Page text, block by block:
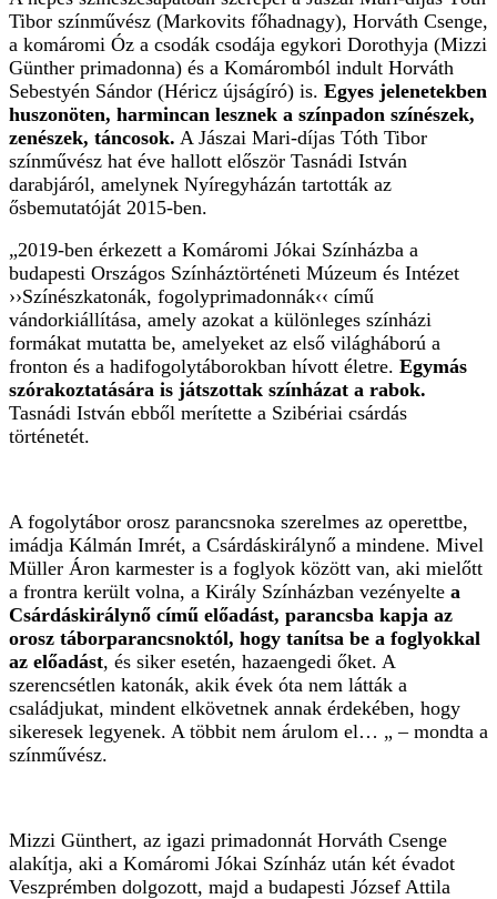
Tibor színművész (Markovits főhadnagy), Horváth Csenge,
a komáromi Óz a csodák csodája egykori Dorothyja (Mizzi
Günther primadonna) és a Komáromból indult Horváth
Sebestyén Sándor (Héricz újságíró) is. Egyes jelenetekben
huszonöten, harmincan lesznek a színpadon színészek,
zenészek, táncosok. A Jászai Mari-díjas Tóth Tibor
színművész hat éve hallott először Tasnádi István
darabjáról, amelynek Nyíregyházán tartották az
ősbemutatóját 2015-ben.
„2019-ben érkezett a Komáromi Jókai Színházba a
budapesti Országos Színháztörténeti Múzeum és Intézet
››Színészkatonák, fogolyprimadonnák‹‹ című
vándorkiállítása, amely azokat a különleges színházi
formákat mutatta be, amelyeket az első világháború a
fronton és a hadifogolytáborokban hívott életre. Egymás
szórakoztatására is játszottak színházat a rabok.
Tasnádi István ebből merítette a Szibériai csárdás
történetét.
A fogolytábor orosz parancsnoka szerelmes az operettbe,
imádja Kálmán Imrét, a Csárdáskirálynő a mindene. Mivel
Müller Áron karmester is a foglyok között van, aki mielőtt
a frontra került volna, a Király Színházban vezényelte a
Csárdáskirálynő című előadást, parancsba kapja az
orosz táborparancsnoktól, hogy tanítsa be a foglyokkal
az előadást, és siker esetén, hazaengedi őket. A
szerencsétlen katonák, akik évek óta nem látták a
családjukat, mindent elkövetnek annak érdekében, hogy
sikeresek legyenek. A többit nem árulom el… „ – mondta a
színművész.
Mizzi Günthert, az igazi primadonnát Horváth Csenge
alakítja, aki a Komáromi Jókai Színház után két évadot
Veszprémben dolgozott, majd a budapesti József Attila